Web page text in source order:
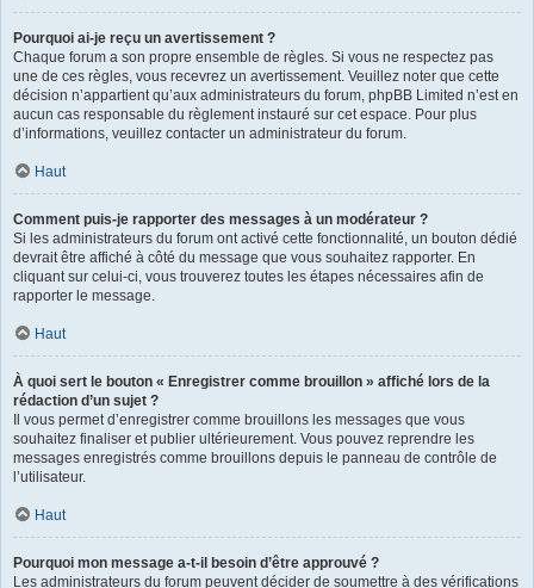
Pourquoi ai-je reçu un avertissement ?
Chaque forum a son propre ensemble de règles. Si vous ne respectez pas
une de ces règles, vous recevrez un avertissement. Veuillez noter que cette
décision n’appartient qu’aux administrateurs du forum, phpBB Limited n’est en
aucun cas responsable du règlement instauré sur cet espace. Pour plus
d’informations, veuillez contacter un administrateur du forum.
Haut
Comment puis-je rapporter des messages à un modérateur ?
Si les administrateurs du forum ont activé cette fonctionnalité, un bouton dédié
devrait être affiché à côté du message que vous souhaitez rapporter. En
cliquant sur celui-ci, vous trouverez toutes les étapes nécessaires afin de
rapporter le message.
Haut
À quoi sert le bouton « Enregistrer comme brouillon » affiché lors de la
rédaction d’un sujet ?
Il vous permet d’enregistrer comme brouillons les messages que vous
souhaitez finaliser et publier ultérieurement. Vous pouvez reprendre les
messages enregistrés comme brouillons depuis le panneau de contrôle de
l’utilisateur.
Haut
Pourquoi mon message a-t-il besoin d’être approuvé ?
Les administrateurs du forum peuvent décider de soumettre à des vérifications